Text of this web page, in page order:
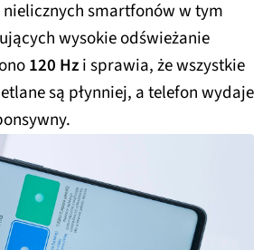
nielicznych smartfonów w tym
wysokie odświeżanie
120 Hzi sprawia, że wszystkie
są płynniej, a telefon wydaje